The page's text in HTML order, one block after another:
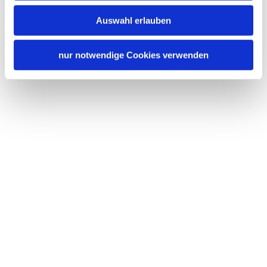
Auswahl erlauben
nur notwendige Cookies verwenden